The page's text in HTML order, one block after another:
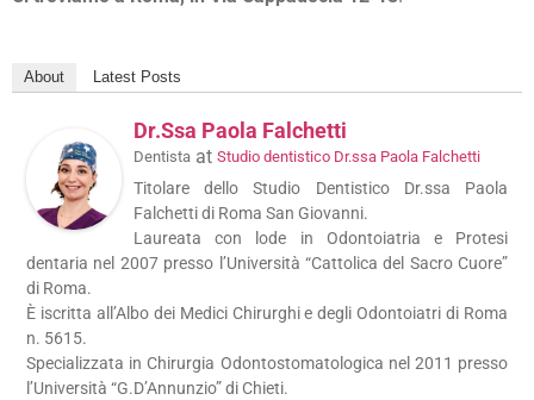
About Latest Posts
Dr.ssa Paola Falchetti
Dentista at Studio dentistico Dr.ssa Paola Falchetti
Titolare dello Studio Dentistico Dr.ssa Paola
Falchetti di Roma San Giovanni.
Laureata con lode in Odontoiatria e Protesi
dentaria nel 2007 presso l’Università “Cattolica del Sacro Cuore”
di Roma.
È iscritta all’Albo dei Medici Chirurghi e degli Odontoiatri di Roma
n. 5615.
Specializzata in Chirurgia Odontostomatologica nel 2011 presso
l’Università “G.D’Annunzio” di Chieti.